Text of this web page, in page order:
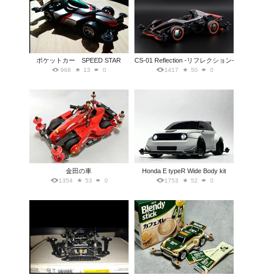
ポケットカー SPEED STAR
968 13 0
CS-01 Reflection -リフレクション-
1417 50 0
金田の車
1354 53 0
Honda E typeR Wide Body kit
1753 52 0